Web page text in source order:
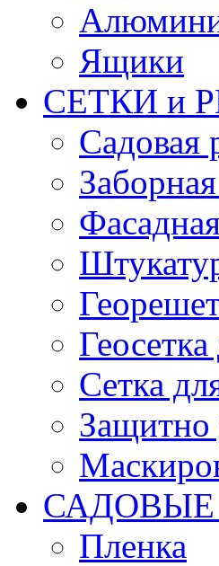
Ящики
СЕТКИ и
Садовая
Сетка
Защитно
Пленка